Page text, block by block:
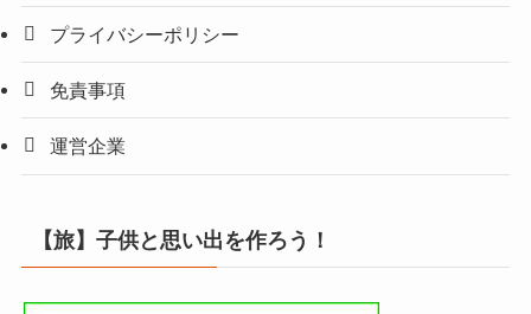
プライバシーポリシー
免責事項
運営企業
【旅】子供と思い出を作ろう！